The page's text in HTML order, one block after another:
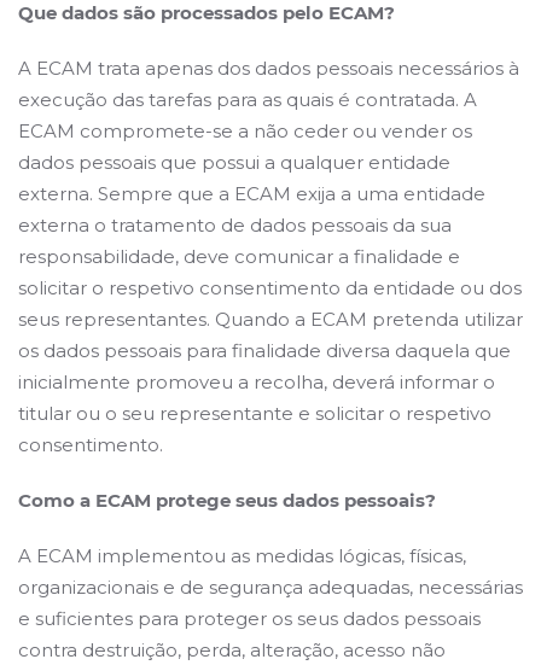
Que dados são processados ​​pelo ECAM?
A ECAM trata apenas dos dados pessoais necessários à
execução das tarefas para as quais é contratada. A
ECAM compromete-se a não ceder ou vender os
dados pessoais que possui a qualquer entidade
externa. Sempre que a ECAM exija a uma entidade
externa o tratamento de dados pessoais da sua
responsabilidade, deve comunicar a finalidade e
solicitar o respetivo consentimento da entidade ou dos
seus representantes. Quando a ECAM pretenda utilizar
os dados pessoais para finalidade diversa daquela que
inicialmente promoveu a recolha, deverá informar o
titular ou o seu representante e solicitar o respetivo
consentimento.
Como a ECAM protege seus dados pessoais?
A ECAM implementou as medidas lógicas, físicas,
organizacionais e de segurança adequadas, necessárias
e suficientes para proteger os seus dados pessoais
contra destruição, perda, alteração, acesso não